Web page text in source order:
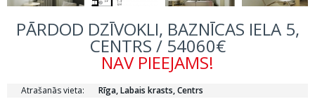
PĀRDOD DZĪVOKLI, BAZNĪCAS IELA 5,
CENTRS / 54060€
NAV PIEEJAMS!
Atrašanās vieta:
Rīga, Labais krasts, Centrs